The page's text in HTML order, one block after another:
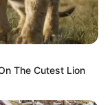
uduzdu
The Cutest Lion